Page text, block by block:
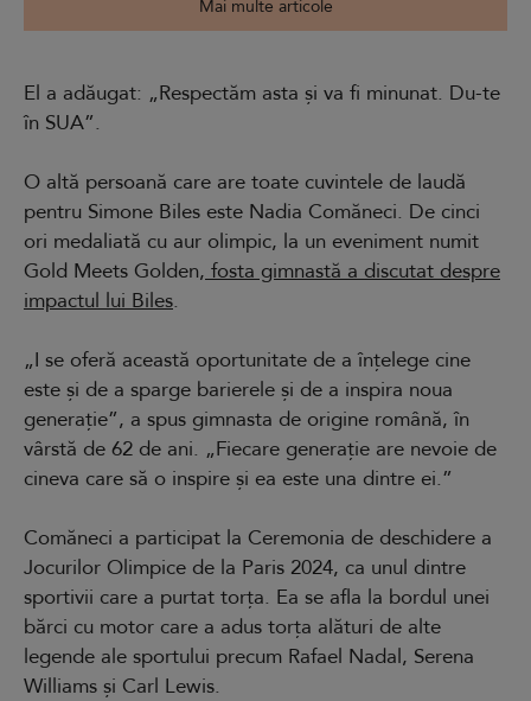
Mai multe articole
El a adăugat: „Respectăm asta și va fi minunat. Du-te
în SUA”.
O altă persoană care are toate cuvintele de laudă
pentru Simone Biles este Nadia Comăneci. De cinci
ori medaliată cu aur olimpic, la un eveniment numit
Gold Meets Golden, fosta gimnastă a discutat despre
impactul lui Biles.
„I se oferă această oportunitate de a înțelege cine
este și de a sparge barierele și de a inspira noua
generație”, a spus gimnasta de origine română, în
vârstă de 62 de ani. „Fiecare generație are nevoie de
cineva care să o inspire și ea este una dintre ei.”
Comăneci a participat la Ceremonia de deschidere a
Jocurilor Olimpice de la Paris 2024, ca unul dintre
sportivii care a purtat torța. Ea se afla la bordul unei
bărci cu motor care a adus torța alături de alte
legende ale sportului precum Rafael Nadal, Serena
Williams și Carl Lewis.